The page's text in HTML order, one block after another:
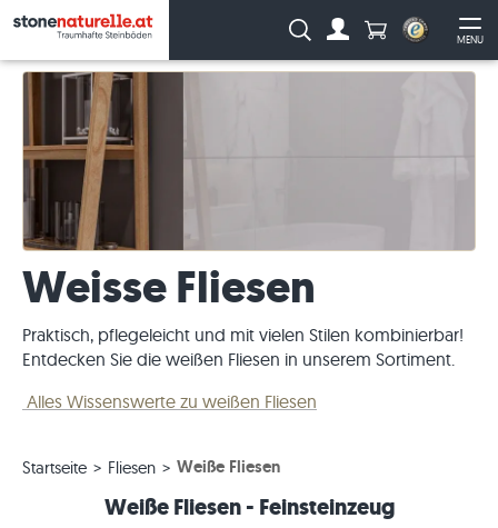
MENU
Suche: Anzahl
Weisse Fliesen
Praktisch, pflegeleicht und mit vielen Stilen kombinierbar!
Entdecken Sie die weißen Fliesen in unserem Sortiment.
Alles Wissenswerte zu weißen Fliesen
Startseite Fliesen Weiße Fliesen
Weiße Fliesen - Feinsteinzeug